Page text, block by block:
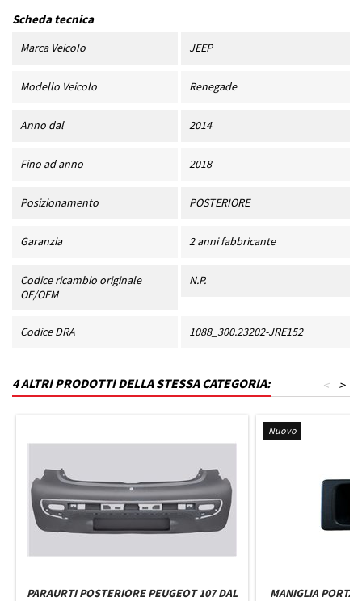
Scheda tecnica
Marca Veicolo JEEP
Modello Veicolo Renegade
Anno dal 2014
Fino ad anno 2018
Posizionamento POSTERIORE
Garanzia 2 anni fabbricante
Codice ricambio originale
OE/OEM
N.P.
Codice DRA 1088_300.23202-JRE152
4 ALTRI PRODOTTI DELLA STESSA CATEGORIA: >
<
PARAURTI POSTERIORE PEUGEOT 107 DAL
Nuovo
MANIGLIA PORTA